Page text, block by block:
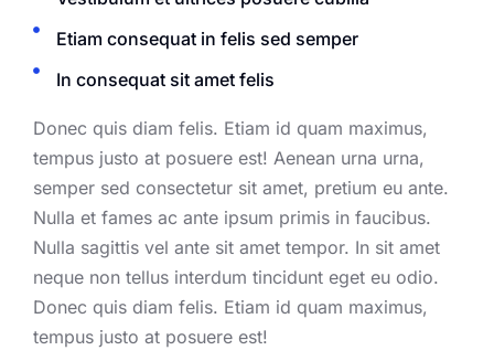
Etiam consequat in felis sed semper
In consequat sit amet felis
Donec quis diam felis. Etiam id quam maximus,
tempus justo at posuere est! Aenean urna urna,
semper sed consectetur sit amet, pretium eu ante.
Nulla et fames ac ante ipsum primis in faucibus.
Nulla sagittis vel ante sit amet tempor. In sit amet
neque non tellus interdum tincidunt eget eu odio.
Donec quis diam felis. Etiam id quam maximus,
tempus justo at posuere est!